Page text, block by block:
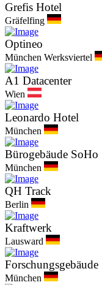
Grefis Hotel
Gräfelfing
Optineo
München Werksviertel
A1 Datacenter
Wien
Leonardo Hotel
München
Bürogebäude SoHo
München
QH Track
Berlin
Kraftwerk
Lausward
Forschungsgebäude
München